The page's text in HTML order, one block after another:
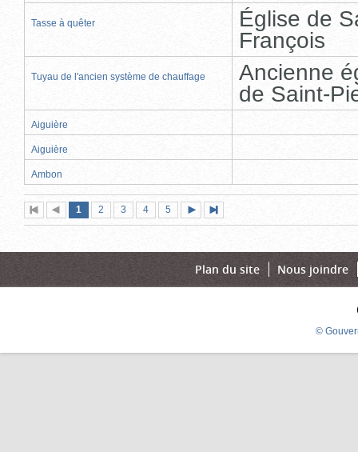
Tasse à quêter
Église de
François
Tuyau de l'ancien système de chauffage
Ancienne
de Saint-
Aiguière
Aiguière
Ambon
Première
page
Page
précédente
Page
1 (page
actuelle)
Page
2 Page
3 Page
4 Page
5
suivante
page
Plan du site Nous joindre
©